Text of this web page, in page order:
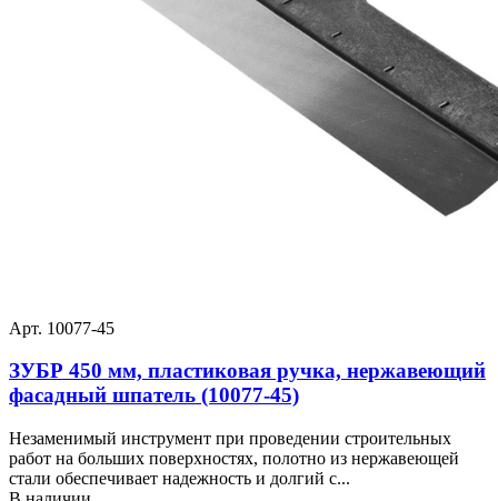
Арт. 10077-45
ЗУБР 450 мм, пластиковая ручка, нержавеющий
фасадный шпатель (10077-45)
Незаменимый инструмент при проведении строительных
работ на больших поверхностях, полотно из нержавеющей
стали обеспечивает надежность и долгий с...